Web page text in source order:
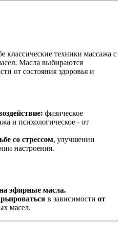
классические техники массажа с
Масла выбираются
от состояния здоровья и
физическое
и психологическое - от
со стрессом, улучшении
настроения.
эфирные масла.
в зависимости от
масел.